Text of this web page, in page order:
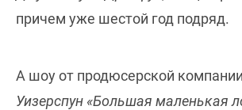
причем уже шестой год подряд.
А шоу от продюсерской компании
Уизерспун «Большая маленькая